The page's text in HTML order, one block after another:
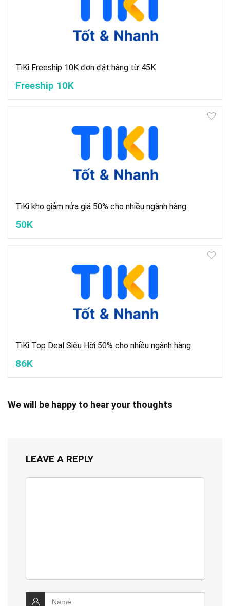
TiKi Freeship 10K đơn đặt hàng từ 45K
Freeship 10K
TiKi kho giảm nửa giá 50% cho nhiều ngành hàng
50K
TiKi Top Deal Siêu Hời 50% cho nhiều ngành hàng
86K
We will be happy to hear your thoughts
LEAVE A REPLY